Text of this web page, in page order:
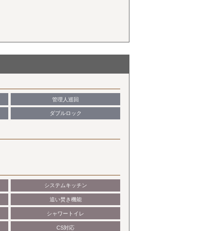
管理人巡回
ダブルロック
システムキッチン
追い焚き機能
シャワートイレ
CS対応